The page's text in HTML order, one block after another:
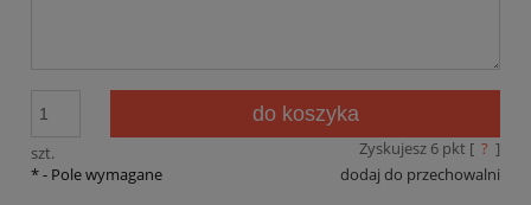
szt.
do koszyka
Zyskujesz 6pkt [ ? ]
dodaj do przechowalni
*- Pole wymagane